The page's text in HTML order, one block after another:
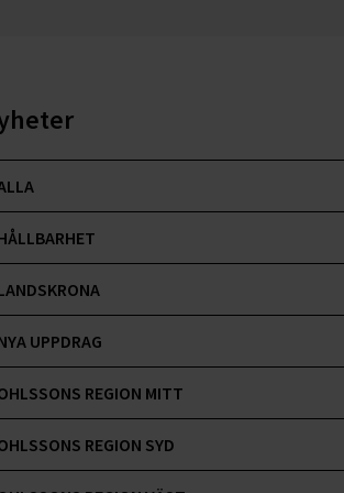
UPPDRAG
REGION MITT
REGION SYD